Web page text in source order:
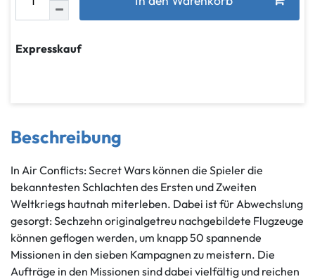
Expresskauf
Beschreibung
In Air Conflicts: Secret Wars können die Spieler die
bekanntesten Schlachten des Ersten und Zweiten
Weltkriegs hautnah miterleben. Dabei ist für Abwechslung
gesorgt: Sechzehn originalgetreu nachgebildete Flugzeuge
können geflogen werden, um knapp 50 spannende
Missionen in den sieben Kampagnen zu meistern. Die
Aufträge in den Missionen sind dabei vielfältig und reichen